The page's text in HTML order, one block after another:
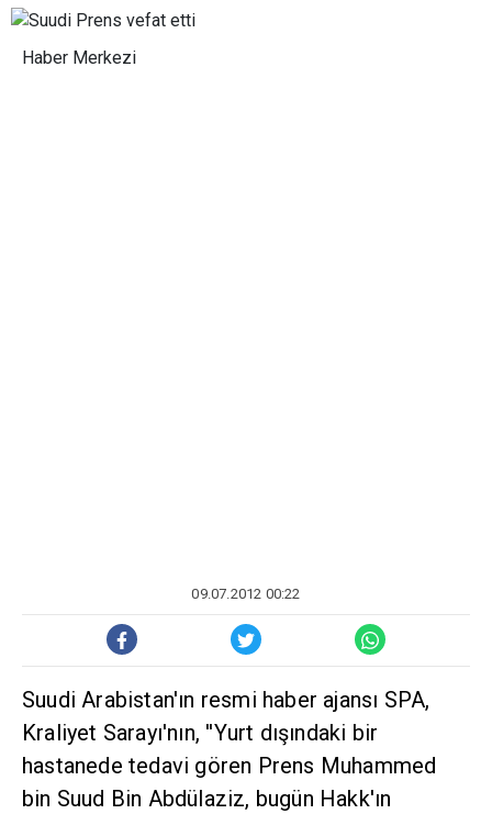
Haber Merkezi
09.07.2012 00:22
Suudi Arabistan'ın resmi haber ajansı SPA,
Kraliyet Sarayı'nın, ''Yurt dışındaki bir
hastanede tedavi gören Prens Muhammed
bin Suud Bin Abdülaziz, bugün Hakk'ın